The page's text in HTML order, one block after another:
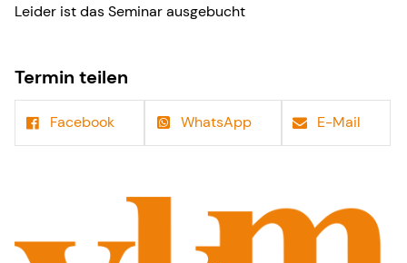
Leider ist das Seminar ausgebucht
Termin teilen
Facebook WhatsApp E-Mail